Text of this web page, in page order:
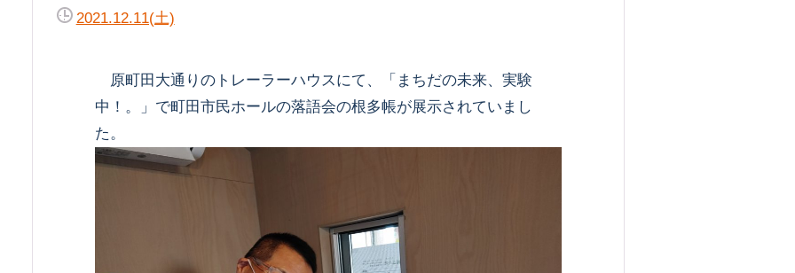
2021.12.11(土)
原町田大通りのトレーラーハウスにて、「まちだの未来、実験
中！。」で町田市民ホールの落語会の根多帳が展示されていまし
た。